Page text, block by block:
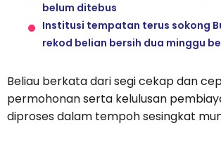
belum ditebus
Institusi tempatan terus sokong
rekod belian bersih dua minggu
Beliau berkata dari segi cekap dan
permohonan serta kelulusan
diproses dalam tempoh sesingkat